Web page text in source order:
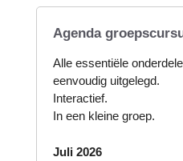
Agenda
Alle essentiële
eenvoudig uitgelegd.
Interactief.
In een kleine groep.
Juli 2026